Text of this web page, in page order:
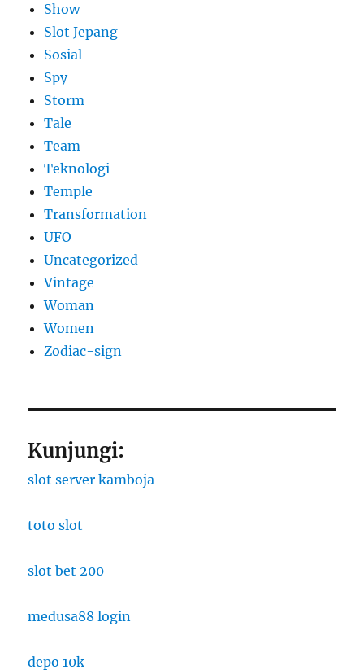
Show
Slot Jepang
Sosial
Spy
Storm
Tale
Team
Teknologi
Temple
Transformation
UFO
Uncategorized
Vintage
Woman
Women
Zodiac-sign
Kunjungi:
slot server kamboja
toto slot
slot bet 200
medusa88 login
depo 10k